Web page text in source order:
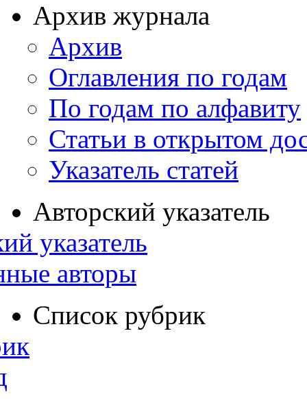
Архив журнала
Архив
Оглавления по годам
По годам по алфавиту
Статьи в открытом
Указатель статей
Авторский указатель
указатель
авторы
Список рубрик